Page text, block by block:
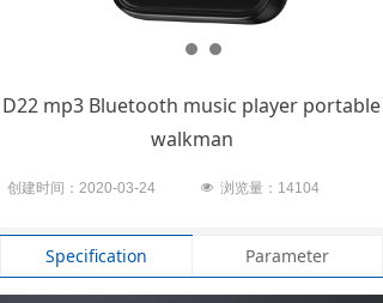
Specification Parameter
D22 mp3 Bluetooth music player portable
walkman
넶 浏览量：14104
创建时间：2020-03-24